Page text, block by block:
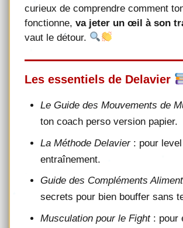
curieux de comprendre comment
fonctionne, va jeter un œil à son
vaut le détour.
Les essentiels de Delavier
Le Guide des Mouvements de
ton coach perso version papier.
La Méthode Delavier: pour level
entraînement.
Guide des Compléments
secrets pour bien bouffer sans
Musculation pour le Fight: pour